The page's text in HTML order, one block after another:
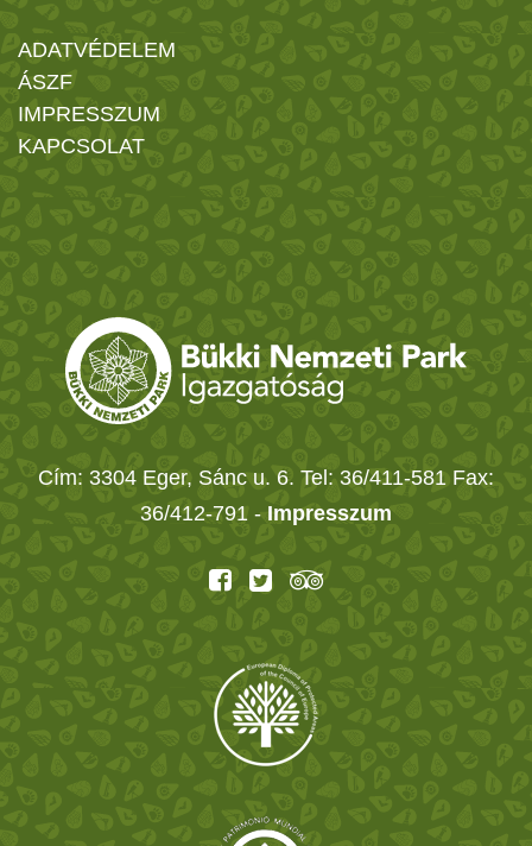
ADATVÉDELEM
ÁSZF
IMPRESSZUM
KAPCSOLAT
Cím: 3304 Eger, Sánc u. 6. Tel: 36/411-581 Fax:
36/412-791 - Impresszum